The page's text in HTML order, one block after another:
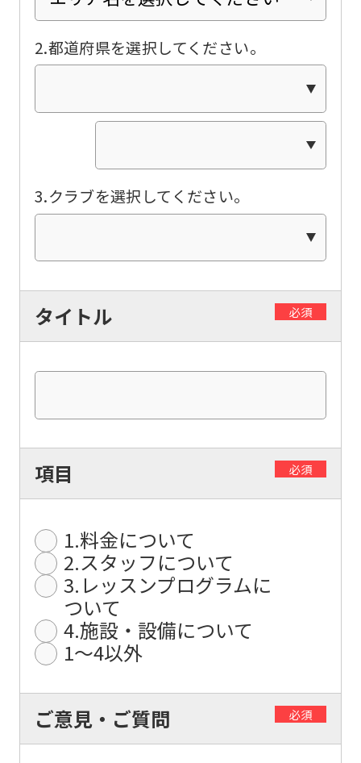
2.都道府県を選択してください。
3.クラブを選択してください。
タイトル 必須
項目 必須
1.料金について
2.スタッフについて
3.レッスンプログラムに
ついて
4.施設・設備について
1〜4以外
ご意見・ご質問 必須
of
this
be
so
may
an
The
the
original
content.
We
ask
you
understand